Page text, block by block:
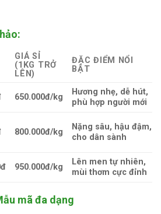
GIÁ SỈ
(1KG TRỞ
LÊN)
ĐẶC ĐIỂM NỔI
BẬT
650.000đ/kg
Hương nhẹ, dễ hút,
phù hợp người mới
800.000đ/kg
Nặng sâu, hậu đậm,
cho dân sành
950.000đ/kg
Lên men tự nhiên,
mùi thơm cực đỉnh
mã đa dạng